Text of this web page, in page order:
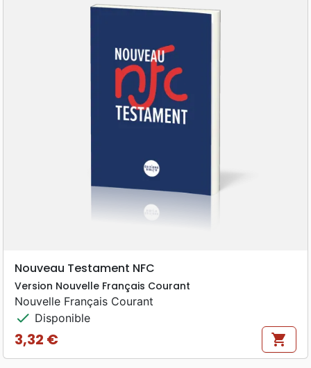
Nouveau Testament NFC
Version Nouvelle Français Courant
Nouvelle Français Courant
check Disponible
Prix
3,32 € shopping_cart